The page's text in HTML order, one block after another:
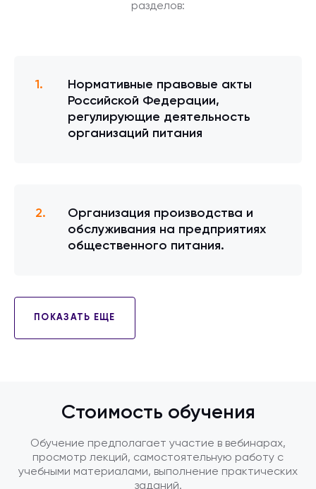
разделов:
Нормативные правовые акты
Российской Федерации,
регулирующие деятельность
организаций питания
Организация производства и
обслуживания на предприятиях
общественного питания.
ПОКАЗАТЬ ЕЩЕ
Стоимость обучения
Обучение предполагает участие в вебинарах,
просмотр лекций, самостоятельную работу с
учебными материалами, выполнение практических
заданий.